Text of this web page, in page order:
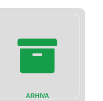
ARHIVA